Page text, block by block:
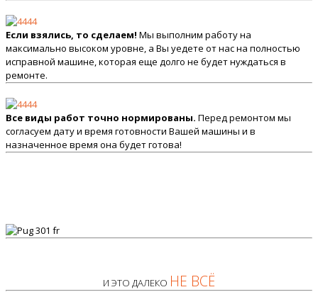
Если взялись, то сделаем! Мы выполним работу на
максимально высоком уровне, а Вы уедете от нас на полностью
исправной машине, которая еще долго не будет нуждаться в
ремонте.
Все виды работ точно нормированы. Перед ремонтом мы
согласуем дату и время готовности Вашей машины и в
назначенное время она будет готова!
И ЭТО ДАЛЕКО НЕ ВСЁ